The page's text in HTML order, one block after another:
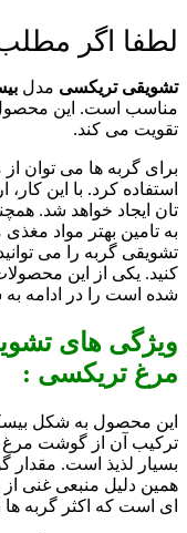
لطفا اگر مطلب
تشویقی تریکسی مدل
مناسب است. این محصول
تقویت می کند.
برای گربه ها می توان
استفاده کرد. با این
تان ایجاد خواهد شد.
به تامین بهتر مواد
تشویقی گربه را می
کنید. یکی از این
شده است را در ادامه
ویژگی های
مرغ تریکسی :
این محصول به شکل
ترکیب آن از گوشت مرغ
بسیار لذیذ است. مقدار
همین دلیل منبعی غنی از
ای است که اکثر گربه ها